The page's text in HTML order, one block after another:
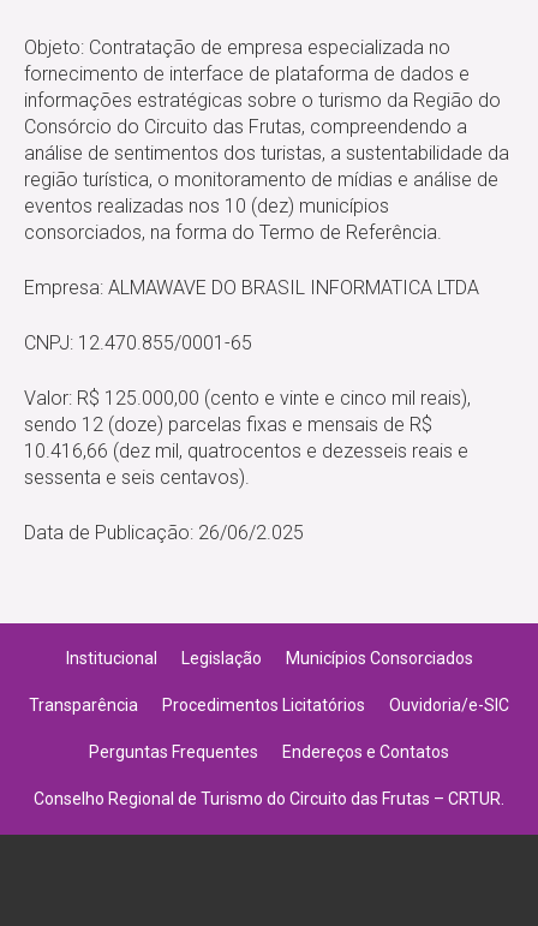
Objeto: Contratação de empresa especializada no
fornecimento de interface de plataforma de dados e
informações estratégicas sobre o turismo da Região do
Consórcio do Circuito das Frutas, compreendendo a
análise de sentimentos dos turistas, a sustentabilidade da
região turística, o monitoramento de mídias e análise de
eventos realizadas nos 10 (dez) municípios
consorciados, na forma do Termo de Referência.
Empresa: ALMAWAVE DO BRASIL INFORMATICA LTDA
CNPJ: 12.470.855/0001-65
Valor: R$ 125.000,00 (cento e vinte e cinco mil reais),
sendo 12 (doze) parcelas fixas e mensais de R$
10.416,66 (dez mil, quatrocentos e dezesseis reais e
sessenta e seis centavos).
Data de Publicação: 26/06/2.025
Institucional Legislação Municípios Consorciados
Transparência Procedimentos Licitatórios Ouvidoria/e-SIC
Perguntas Frequentes Endereços e Contatos
Conselho Regional de Turismo do Circuito das Frutas – CRTUR.